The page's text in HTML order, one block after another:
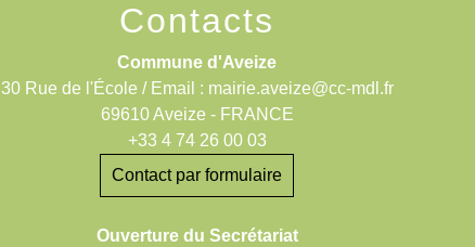
Contacts
Commune d'Aveize
30 Rue de l'École / Email : mairie.aveize@cc-mdl.fr
69610 Aveize - FRANCE
+33 4 74 26 00 03
Contact par formulaire
Ouverture du Secrétariat